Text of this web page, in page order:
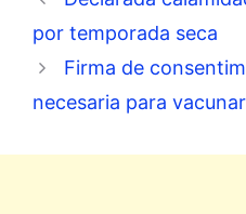
por temporada seca
Firma de
necesaria para